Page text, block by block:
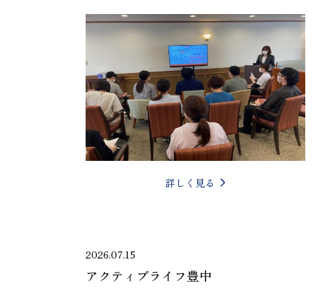
詳しく見る
2026.07.15
アクティブライフ豊中